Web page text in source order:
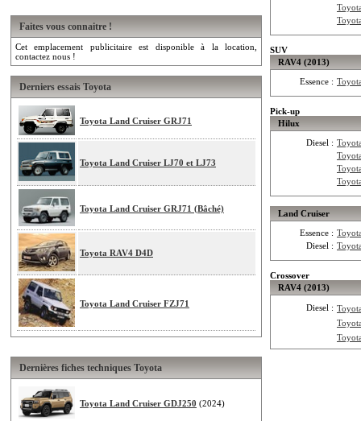
Faites vous connaitre !
Cet emplacement publicitaire est disponible à la location,
contactez nous !
Derniers essais Toyota
Toyota Land Cruiser GRJ71
Toyota Land Cruiser LJ70 et LJ73
Toyota Land Cruiser GRJ71 (Bâché)
Toyota RAV4 D4D
Toyota Land Cruiser FZJ71
Dernières fiches techniques Toyota
Toyota Land Cruiser GDJ250 (2024)
SUV
RAV4 (2013)
Essence :
Pick-up
Hilux
Diesel :
Land Cruiser
Essence :
Diesel :
Crossover
RAV4 (2013)
Diesel :